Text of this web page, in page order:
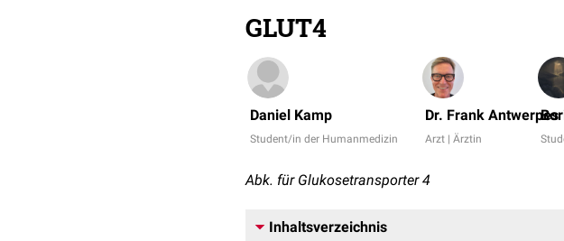
GLUT4
Daniel Kamp
Student/in der Humanmedizin
Dr. Frank Antwerpes
Arzt | Ärztin
Abk. für Glukosetransporter 4
Inhaltsverzeichnis